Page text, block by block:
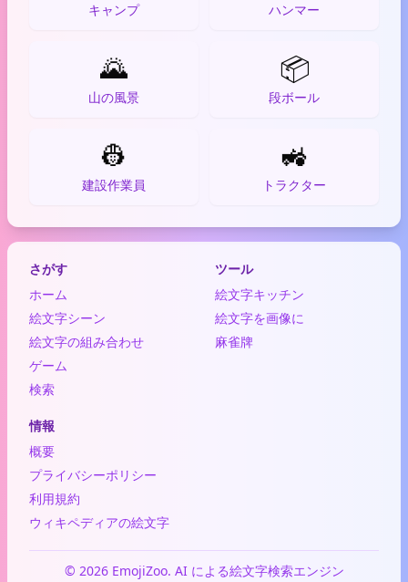
キャンプ ハンマー
🌄
山の風景
📦
段ボール
👷
建設作業員
🚜
トラクター
さがす
ホーム
絵文字シーン
絵文字の組み合わせ
ゲーム
検索
ツール
絵文字キッチン
絵文字を画像に
麻雀牌
情報
概要
プライバシーポリシー
利用規約
ウィキペディアの絵文字
© 2026 EmojiZoo. AI による絵文字検索エンジン